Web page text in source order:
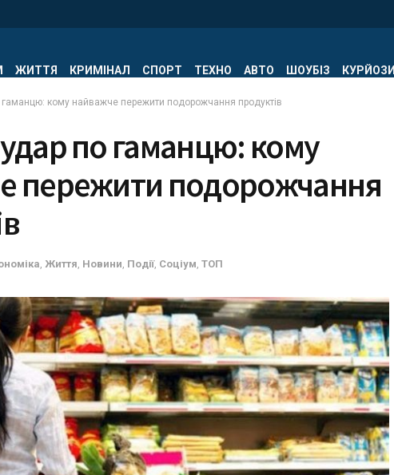
ЖИТТЯ КРИМІНАЛ СПОРТ ТЕХНО АВТО ШОУБІЗ КУРЙОЗИ
гаманцю: кому найважче пережити подорожчання продуктів
по гаманцю: кому
пережити подорожчання
Життя Новини Події, Соціум ТОП